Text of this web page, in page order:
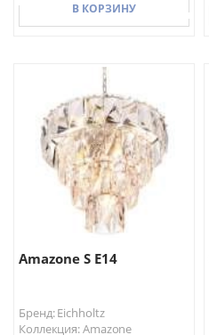
В КОРЗИНУ
В КОРЗИНУ
Amazone S E14
Бренд: Eichholtz
Коллекция: Amazone